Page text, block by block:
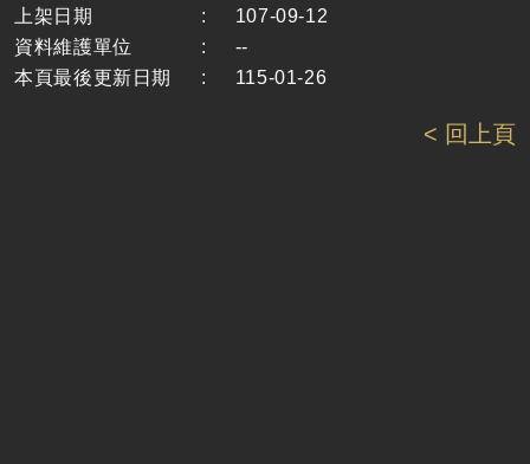
上架日期 :
107-09-12
資料維護單位
:
--
本頁最後更新日期
: 115-01-26
< 回上頁